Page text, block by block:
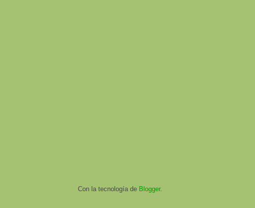
Con la tecnología de Blogger.